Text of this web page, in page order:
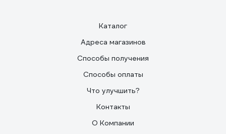
Каталог
Адреса магазинов
Способы получения
Способы оплаты
Что улучшить?
Контакты
О Компании